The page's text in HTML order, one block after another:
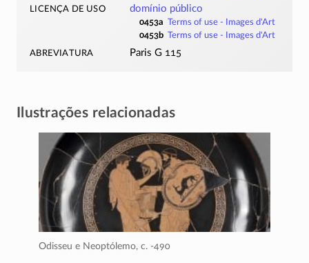
licença de uso domínio público
0453a Terms of use -
Images d'Art
0453b Terms of use - Images d'Art
abreviatura Paris G 115
Ilustrações relacionadas
Odisseu e Neoptólemo, c. -490